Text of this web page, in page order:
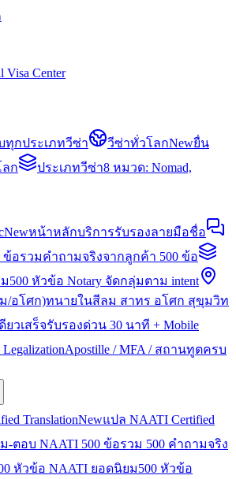
Visa Center
ทุกประเภทวีซ่า วีซ่าทั่วโลกNewยื่น
ลก
ประเภทวีซ่า8 หมวด: Nomad,
Newหน้าหลักบริการรับรองลายมือชื่อ
ข้อรวมคำถามจริงจากลูกค้า 500 ข้อ
500 หัวข้อ Notary จัดกลุ่มตาม intent
/อโศก)ทนายในสีลม สาทร อโศก สุขุมวิท
ยวเสร็จรับรองด่วน 30 นาที + Mobile
Apostille / MFA / สถานทูตครบ
TranslationNewแปล NAATI Certified
-ตอบ NAATI 500 ข้อรวม 500 คำถามจริง
หัวข้อ NAATI ยอดนิยม500 หัวข้อ